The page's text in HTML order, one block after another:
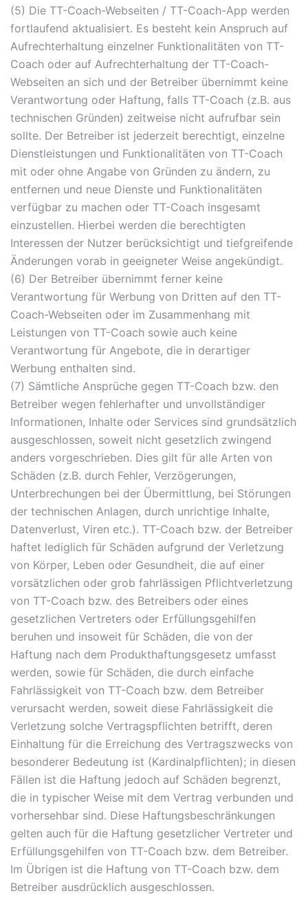
(5) Die TT-Coach-Webseiten / TT-Coach-App werden
fortlaufend aktualisiert. Es besteht kein Anspruch auf
Aufrechterhaltung einzelner Funktionalitäten von TT-
Coach oder auf Aufrechterhaltung der TT-Coach-
Webseiten an sich und der Betreiber übernimmt keine
Verantwortung oder Haftung, falls TT-Coach (z.B. aus
technischen Gründen) zeitweise nicht aufrufbar sein
sollte. Der Betreiber ist jederzeit berechtigt, einzelne
Dienstleistungen und Funktionalitäten von TT-Coach
mit oder ohne Angabe von Gründen zu ändern, zu
entfernen und neue Dienste und Funktionalitäten
verfügbar zu machen oder TT-Coach insgesamt
einzustellen. Hierbei werden die berechtigten
Interessen der Nutzer berücksichtigt und tiefgreifende
Änderungen vorab in geeigneter Weise angekündigt.
(6) Der Betreiber übernimmt ferner keine
Verantwortung für Werbung von Dritten auf den TT-
Coach-Webseiten oder im Zusammenhang mit
Leistungen von TT-Coach sowie auch keine
Verantwortung für Angebote, die in derartiger
Werbung enthalten sind.
(7) Sämtliche Ansprüche gegen TT-Coach bzw. den
Betreiber wegen fehlerhafter und unvollständiger
Informationen, Inhalte oder Services sind grundsätzlich
ausgeschlossen, soweit nicht gesetzlich zwingend
anders vorgeschrieben. Dies gilt für alle Arten von
Schäden (z.B. durch Fehler, Verzögerungen,
Unterbrechungen bei der Übermittlung, bei Störungen
der technischen Anlagen, durch unrichtige Inhalte,
Datenverlust, Viren etc.). TT-Coach bzw. der Betreiber
haftet lediglich für Schäden aufgrund der Verletzung
von Körper, Leben oder Gesundheit, die auf einer
vorsätzlichen oder grob fahrlässigen Pflichtverletzung
von TT-Coach bzw. des Betreibers oder eines
gesetzlichen Vertreters oder Erfüllungsgehilfen
beruhen und insoweit für Schäden, die von der
Haftung nach dem Produkthaftungsgesetz umfasst
werden, sowie für Schäden, die durch einfache
Fahrlässigkeit von TT-Coach bzw. dem Betreiber
verursacht werden, soweit diese Fahrlässigkeit die
Verletzung solche Vertragspflichten betrifft, deren
Einhaltung für die Erreichung des Vertragszwecks von
besonderer Bedeutung ist (Kardinalpflichten); in diesen
Fällen ist die Haftung jedoch auf Schäden begrenzt,
die in typischer Weise mit dem Vertrag verbunden und
vorhersehbar sind. Diese Haftungsbeschränkungen
gelten auch für die Haftung gesetzlicher Vertreter und
Erfüllungsgehilfen von TT-Coach bzw. dem Betreiber.
Im Übrigen ist die Haftung von TT-Coach bzw. dem
Betreiber ausdrücklich ausgeschlossen.